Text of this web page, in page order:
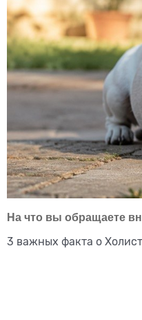
На что вы обращаете
3 важных факта о